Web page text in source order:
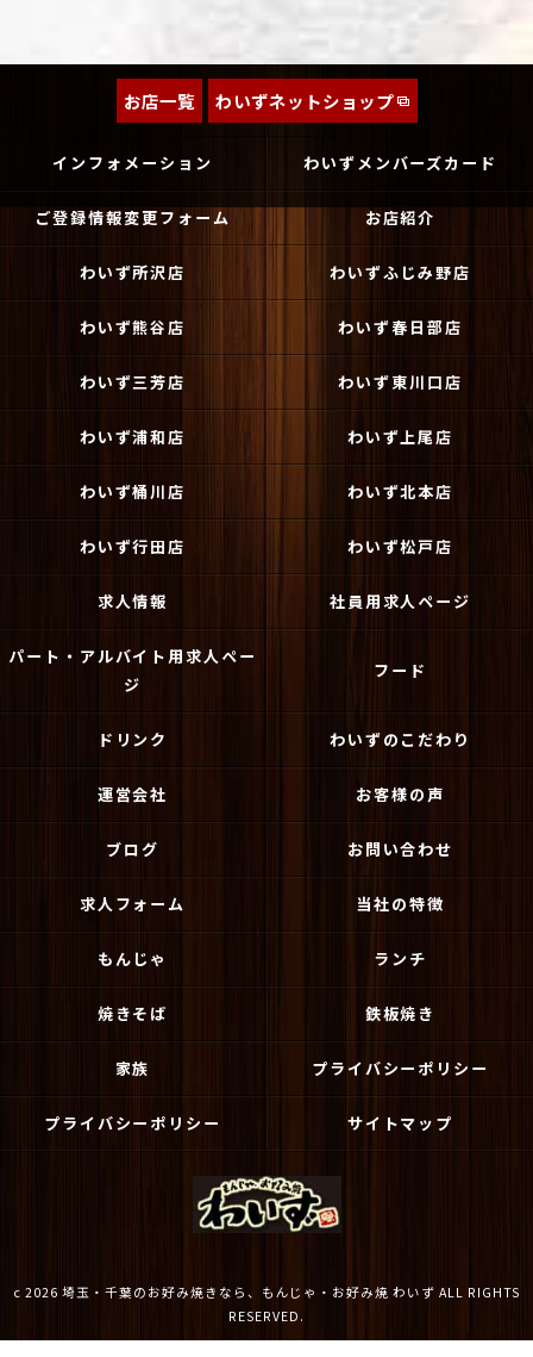
お店一覧 わいずネットショップ
インフォメーション わいずメンバーズカード
ご登録情報変更フォーム お店紹介
わいず所沢店 わいずふじみ野店
わいず熊谷店 わいず春日部店
わいず三芳店 わいず東川口店
わいず浦和店 わいず上尾店
わいず桶川店 わいず北本店
わいず行田店 わいず松戸店
求人情報 社員用求人ページ
パート・アルバイト用求人ペー
ジ
フード
ドリンク わいずのこだわり
運営会社 お客様の声
ブログ お問い合わせ
求人フォーム 当社の特徴
もんじゃ ランチ
焼きそば 鉄板焼き
家族 プライバシーポリシー
プライバシーポリシー サイトマップ
c 2026 埼玉・千葉のお好み焼きなら、もんじゃ・お好み焼 わいず ALL RIGHTS
RESERVED.